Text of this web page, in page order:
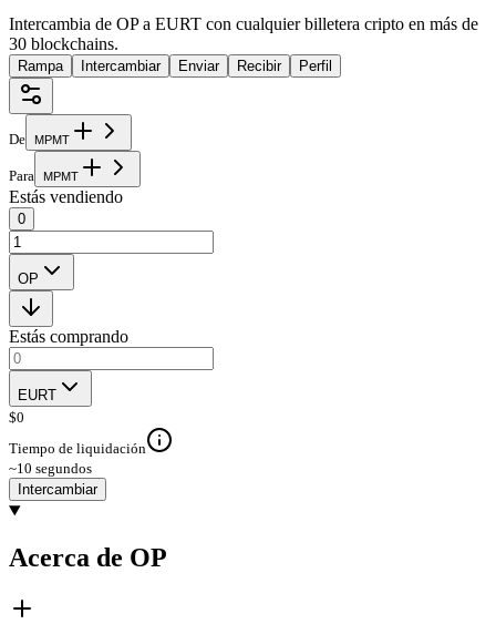
Intercambia de OP a EURT con cualquier billetera cripto en más de
30 blockchains.
Rampa Intercambiar Enviar Recibir Perfil
De MPMT
Para MPMT
Estás vendiendo
0
OP
Estás comprando
EURT
$0
Tiempo de liquidación
~10 segundos
Intercambiar
Acerca de OP